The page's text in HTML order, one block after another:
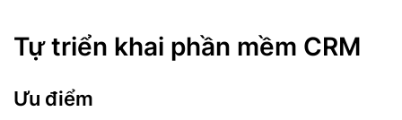
Tự triển khai phần mềm CRM
Ưu điểm